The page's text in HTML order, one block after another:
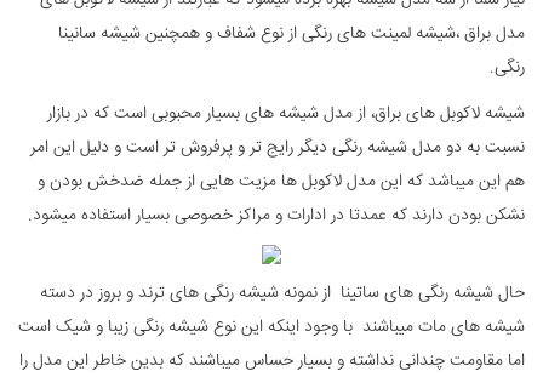
مدل براق ،شیشه لمینت های رنگی از نوع شفاف و همچنین شیشه سانینا
رنگی.
شیشه‌ لاکوبل های براق، از مدل شیشه های بسیار محبوبی است که در بازار
نسبت به دو مدل شیشه رنگی دیگر رایج تر و پرفروش تر است و دلیل این امر
هم این میباشد که این مدل لاکوبل ها مزیت هایی از جمله ضدخش بودن و
نشکن بودن دارند که عمدتا در ادارات و مراکز خصوصی بسیار استفاده میشود.
حال شیشه رنگی های ساتینا از نمونه شیشه رنگی های ترند و بروز در دسته
شیشه های مات میباشند با وجود اینکه این نوع شیشه رنگی زیبا و شیک است
اما مقاومت چندانی نداشته و بسیار حساس میباشند که بدین خاطر این مدل را